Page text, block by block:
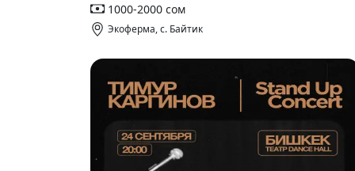
1000-2000 сом
Экоферма, с. Байтик